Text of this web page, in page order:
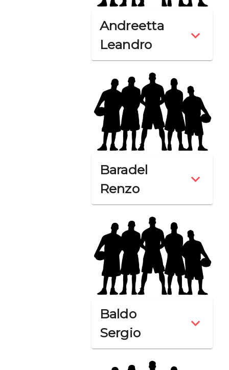
Andreetta
Leandro
Baradel
Renzo
Baldo
Sergio